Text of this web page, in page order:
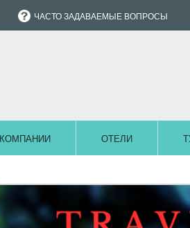
ЧАСТО ЗАДАВАЕМЫЕ ВОПРОСЫ
КОМПАНИИ ОТЕЛИ